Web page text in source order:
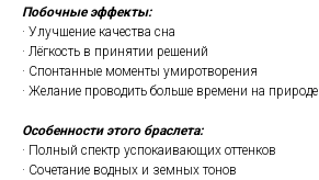
Побочные эффекты:
· Улучшение качества сна
· Лёгкость в принятии решений
· Спонтанные моменты умиротворения
· Желание проводить больше времени на природе
Особенности этого браслета:
· Полный спектр успокаивающих оттенков
· Сочетание водных и земных тонов